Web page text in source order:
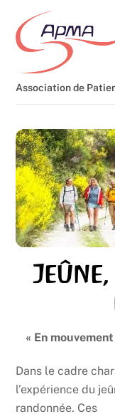
content
Association de
« En
Dans le cadre
l’expérience du
randonnée. Ces